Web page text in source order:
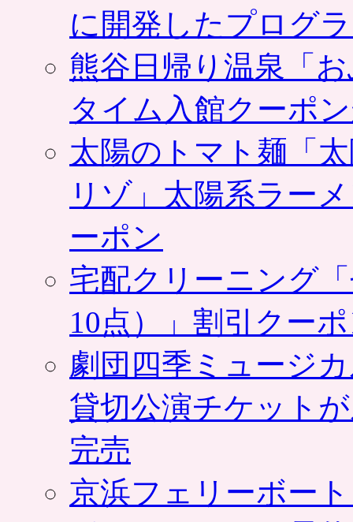
に開発したプログ
熊谷日帰り温泉「
タイム入館クーポ
太陽のトマト麺「
リゾ」太陽系ラー
ーポン
宅配クリーニング
10点）」割引クー
劇団四季ミュージ
貸切公演チケット
完売
京浜フェリーボー